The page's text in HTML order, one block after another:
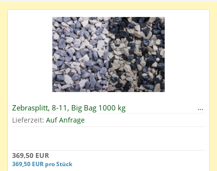
Zebrasplitt, 8-11, Big Bag 1000 kg
Lieferzeit: Auf Anfrage
369,50 EUR
369,50 EUR pro Stück